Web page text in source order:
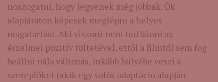
noszogatni, hogy legyenek még jobbak. Ők
alapjáraton képesek meglépni a helyes
magatartást. Aki viszont nem tud bánni az
érzelmei pozitív töltetével, ettől a filmtől sem fog
beállni nála változás, inkább hülyébe veszi a
szereplőket (akik egy valós adaptáció alapján